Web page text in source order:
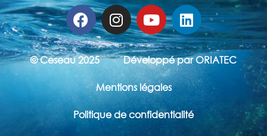
© Ceseau 2025 Développé par ORIATEC
Mentions légales
Politique de confidentialité